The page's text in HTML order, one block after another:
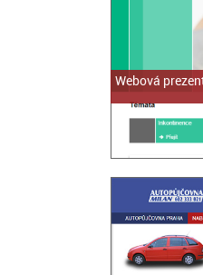
Webová